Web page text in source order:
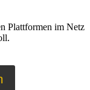
Plattformen im Netz